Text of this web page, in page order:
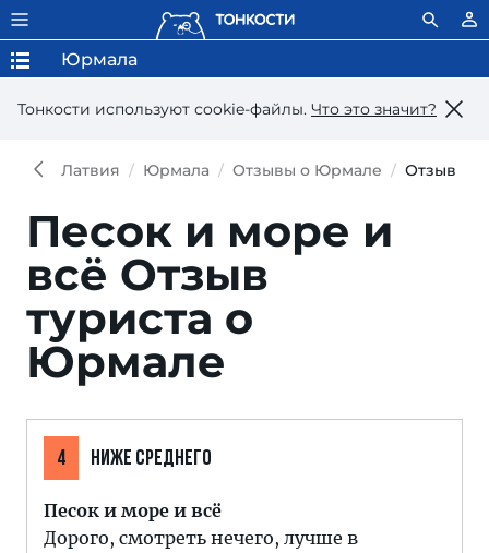
Тонкости используют сookie-файлы. Что это значит?
Юрмала
Латвия Юрмала Отзывы о Юрмале Отзыв
Песок и море и
всё Отзыв
туриста о
Юрмале
4 НИЖЕ СРЕДНЕГО
Песок и море и всё
Дорого, смотреть нечего, лучше в